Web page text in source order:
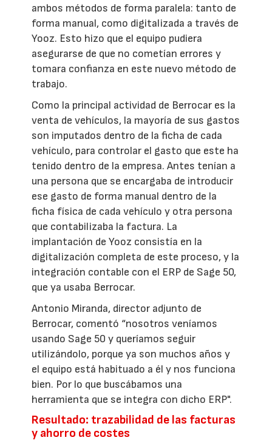
ambos métodos de forma paralela: tanto de
forma manual, como digitalizada a través de
Yooz. Esto hizo que el equipo pudiera
asegurarse de que no cometían errores y
tomara confianza en este nuevo método de
trabajo.
Como la principal actividad de Berrocar es la
venta de vehículos, la mayoría de sus gastos
son imputados dentro de la ficha de cada
vehículo, para controlar el gasto que este ha
tenido dentro de la empresa. Antes tenían a
una persona que se encargaba de introducir
ese gasto de forma manual dentro de la
ficha física de cada vehículo y otra persona
que contabilizaba la factura. La
implantación de Yooz consistía en la
digitalización completa de este proceso, y la
integración contable con el ERP de Sage 50,
que ya usaba Berrocar.
Antonio Miranda, director adjunto de
Berrocar, comentó “nosotros veníamos
usando Sage 50 y queríamos seguir
utilizándolo, porque ya son muchos años y
el equipo está habituado a él y nos funciona
bien. Por lo que buscábamos una
herramienta que se integra con dicho ERP".
Resultado: trazabilidad de las facturas
y ahorro de costes